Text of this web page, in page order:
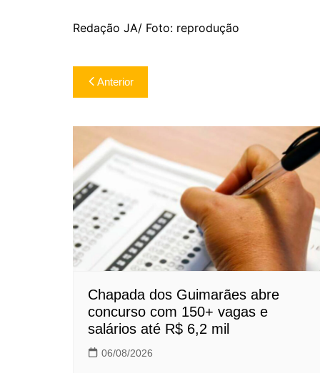
Redação JA/ Foto: reprodução
Navegação
de
Post
Anterior
Chapada dos Guimarães abre
concurso com 150+ vagas e
salários até R$ 6,2 mil
06/08/2026